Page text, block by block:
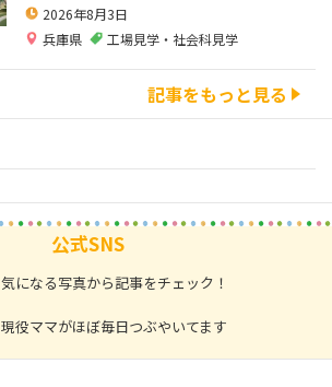
2026年8月3日
兵庫県
工場見学・社会科見学
記事をもっと見る
公式SNS
気になる写真から記事をチェック！
現役ママがほぼ毎日つぶやいてます